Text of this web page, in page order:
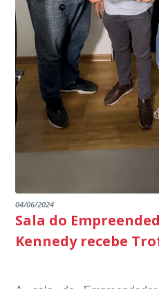
Fontão.
04/06/2024
Sala do
Kennedy recebe
A sala do